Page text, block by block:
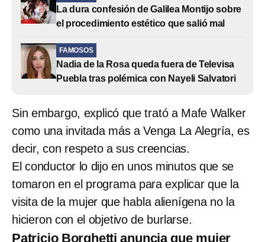
La dura confesión de Galilea Montijo sobre
el procedimiento estético que salió mal
FAMOSOS
Nadia de la Rosa queda fuera de Televisa
Puebla tras polémica con Nayeli Salvatori
Sin embargo, explicó que trató a Mafe Walker
como una invitada más a Venga La Alegría, es
decir, con respeto a sus creencias.
El conductor lo dijo en unos minutos que se
tomaron en el programa para explicar que la
visita de la mujer que habla alienígena no la
hicieron con el objetivo de burlarse.
Patricio Borghetti anuncia que mujer